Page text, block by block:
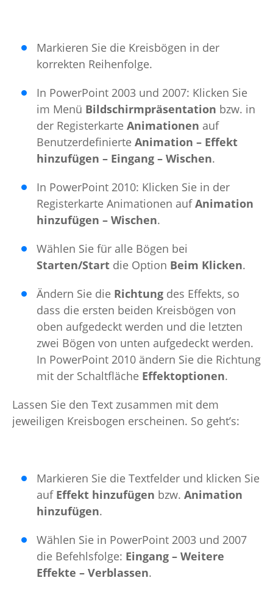
Markieren Sie die Kreisbögen in der
korrekten Reihenfolge.
In PowerPoint 2003 und 2007: Klicken Sie
im Menü Bildschirmpräsentation bzw. in
der Registerkarte Animationen auf
Benutzerdefinierte Animation – Effekt
hinzufügen – Eingang – Wischen.
In PowerPoint 2010: Klicken Sie in der
Registerkarte Animationen aufAnimation
hinzufügen – Wischen.
Wählen Sie für alle Bögen bei
Starten/Start die Option Beim Klicken.
Ändern Sie die Richtung des Effekts, so
dass die ersten beiden Kreisbögen von
oben aufgedeckt werden und die letzten
zwei Bögen von unten aufgedeckt werden.
In PowerPoint 2010 ändern Sie die Richtung
mit der Schaltfläche Effektoptionen.
Lassen Sie den Text zusammen mit dem
jeweiligen Kreisbogen erscheinen. So geht’s:
Markieren Sie die Textfelder und klicken Sie
auf Effekt hinzufügen bzw. Animation
hinzufügen.
Wählen Sie in PowerPoint 2003 und 2007
die Befehlsfolge: Eingang – Weitere
Effekte – Verblassen.